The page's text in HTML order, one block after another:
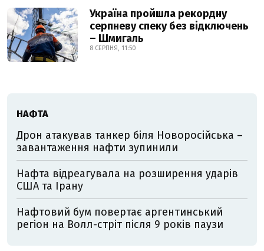
Україна пройшла рекордну
серпневу спеку без відключень
– Шмигаль
8 СЕРПНЯ, 11:50
НАФТА
Дрон атакував танкер біля Новоросійська –
завантаження нафти зупинили
Нафта відреагувала на розширення ударів
США та Ірану
Нафтовий бум повертає аргентинський
регіон на Волл-стріт після 9 років паузи